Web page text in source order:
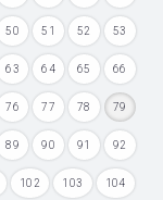
50 51 52 53
63 64 65 66
76 77 78 79
89 90 91 92
102 103 104